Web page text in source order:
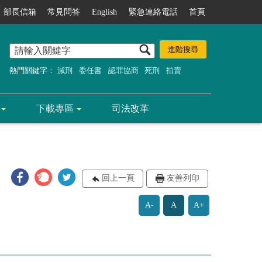
部長信箱 常見問答 English 緊急連絡電話 首頁
熱門關鍵字： 減刑 委任書 認罪協商 死刑 拍賣
下載專區 司法改革
回上一頁 友善列印
A- A A+